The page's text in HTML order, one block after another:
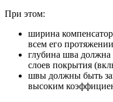
При этом:
ширина
всем его
глубина шва должна
слоев покрытия
швы должны быть
высоким